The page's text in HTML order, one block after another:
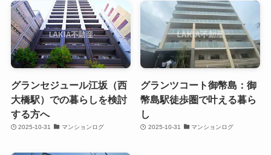
グランセジュール江坂（西
大橋駅）での暮らしを検討
する方へ
2025-10-31 マンションログ
グランツコート御幣島：御
幣島駅徒歩圏で叶える暮ら
し
2025-10-31 マンションログ